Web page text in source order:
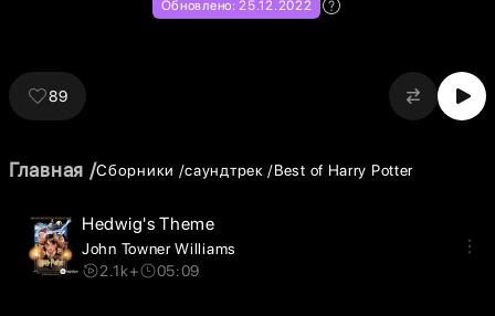
Обновлено:25.12.2022
89
Главная Сборники саундтрек Best of Harry Potter
Hedwig's Theme
John Towner Williams
2.1k+
05:09